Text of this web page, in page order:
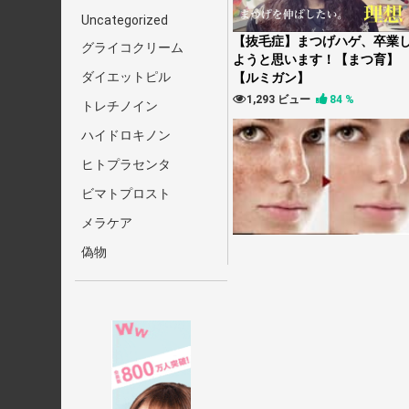
Uncategorized
グライコクリーム
ダイエットピル
トレチノイン
ハイドロキノン
ヒトプラセンタ
ビマトプロスト
メラケア
偽物
【抜毛症】まつげハゲ、卒業
ようと思います！【まつ育】
【ルミガン】
1,293 ビュー 84 %